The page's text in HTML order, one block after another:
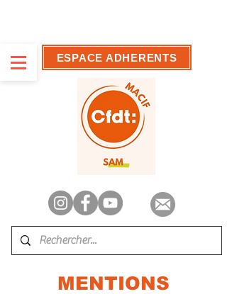
ESPACE ADHERENTS
MENTIONS